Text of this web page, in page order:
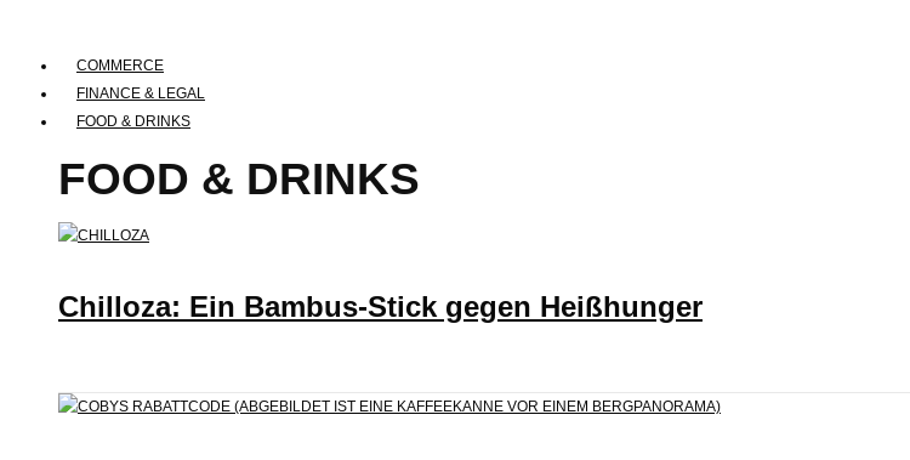
COMMERCE
FINANCE & LEGAL
FOOD & DRINKS
FOOD & DRINKS
Chilloza: Ein Bambus-Stick gegen Heißhunger